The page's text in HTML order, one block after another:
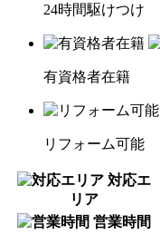
24時間駆けつけ
有資格者在籍
リフォーム可能
対応エ
リア
営業時間